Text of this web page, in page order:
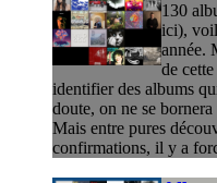
130
ici),
année.
de
identifier des albums
doute, on ne se
Mais entre pures
confirmations, il y a